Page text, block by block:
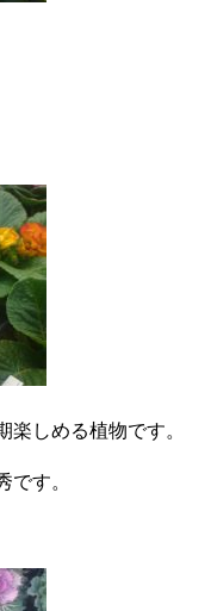
しめる植物です。
です。